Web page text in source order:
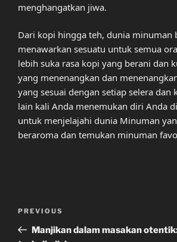
menghangatkan jiwa.
Dari kopi hingga teh, dunia minuman
menawarkan sesuatu untuk semua
lebih suka rasa kopi yang berani dan
yang menenangkan dan
yang sesuai dengan setiap selera dan
lain kali Anda menemukan diri Anda
untuk menjelajahi dunia Minuman
beraroma dan temukan minuman
Previous
Post
PREVIOUS
Manjikan dalam masakan